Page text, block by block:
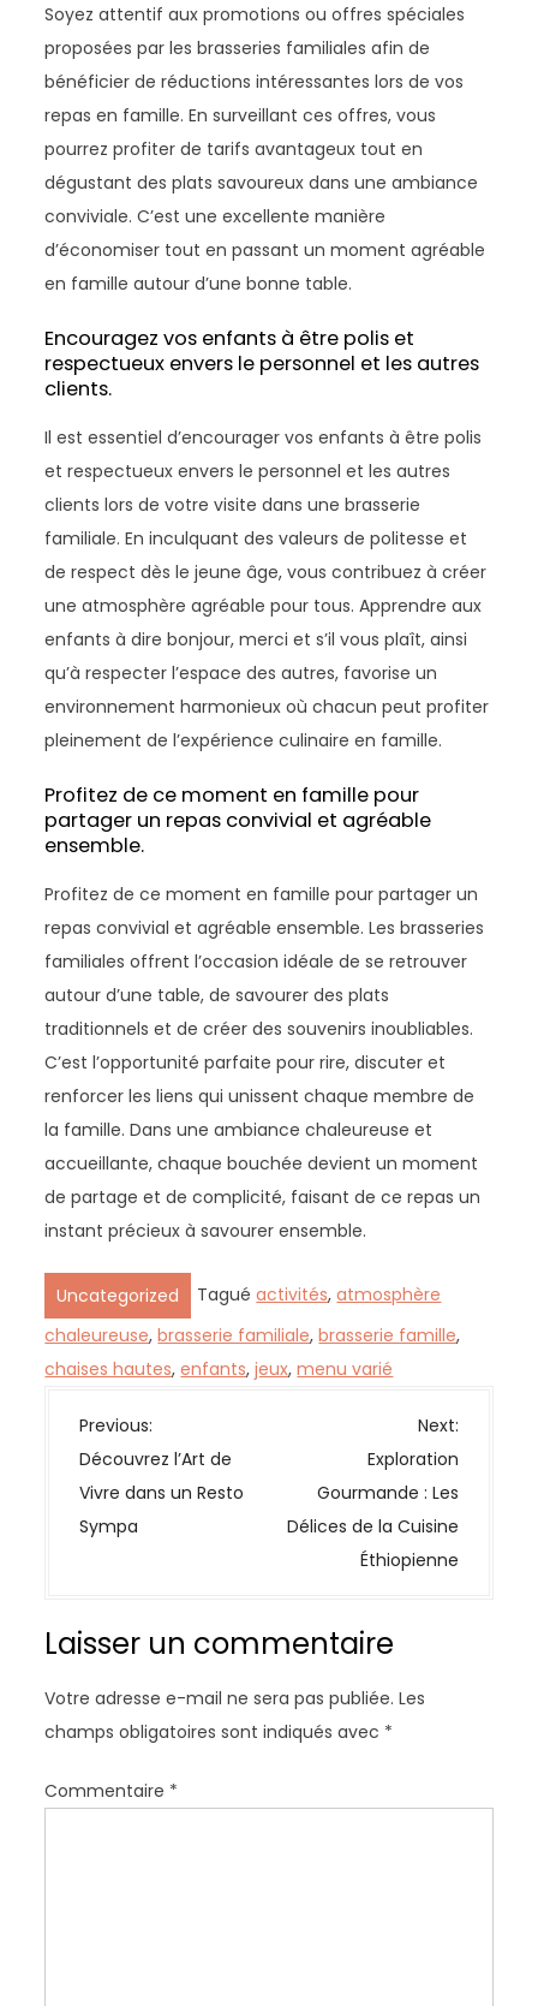
Soyez attentif aux promotions ou offres spéciales
proposées par les brasseries familiales afin de
bénéficier de réductions intéressantes lors de vos
repas en famille. En surveillant ces offres, vous
pourrez profiter de tarifs avantageux tout en
dégustant des plats savoureux dans une ambiance
conviviale. C’est une excellente manière
d’économiser tout en passant un moment agréable
en famille autour d’une bonne table.
Encouragez vos enfants à être polis et
respectueux envers le personnel et les autres
clients.
Il est essentiel d’encourager vos enfants à être polis
et respectueux envers le personnel et les autres
clients lors de votre visite dans une brasserie
familiale. En inculquant des valeurs de politesse et
de respect dès le jeune âge, vous contribuez à créer
une atmosphère agréable pour tous. Apprendre aux
enfants à dire bonjour, merci et s’il vous plaît, ainsi
qu’à respecter l’espace des autres, favorise un
environnement harmonieux où chacun peut profiter
pleinement de l’expérience culinaire en famille.
Profitez de ce moment en famille pour
partager un repas convivial et agréable
ensemble.
Profitez de ce moment en famille pour partager un
repas convivial et agréable ensemble. Les brasseries
familiales offrent l’occasion idéale de se retrouver
autour d’une table, de savourer des plats
traditionnels et de créer des souvenirs inoubliables.
C’est l’opportunité parfaite pour rire, discuter et
renforcer les liens qui unissent chaque membre de
la famille. Dans une ambiance chaleureuse et
accueillante, chaque bouchée devient un moment
de partage et de complicité, faisant de ce repas un
instant précieux à savourer ensemble.
Uncategorized Taguéactivités,atmosphère
chaleureuse,brasserie familiale,brasserie famille,
chaises hautes,enfants,jeux,menu varié
N
a
v
i
i
n
d
e
l
Previous:
Découvrez l’Art de
Vivre dans un Resto
Sympa
Next:
Exploration
Gourmande : Les
Délices de la Cuisine
Éthiopienne
Laisser un commentaire
Votre adresse e-mail ne sera pas publiée. Les
champs obligatoires sont indiqués avec *
Commentaire *